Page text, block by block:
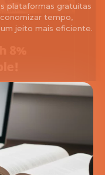
plataformas gratuitas
tempo,
jeito mais eficiente.